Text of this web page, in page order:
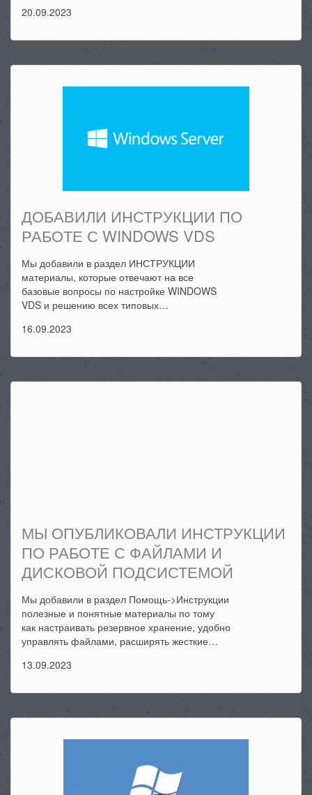
20.09.2023
ДОБАВИЛИ ИНСТРУКЦИИ ПО
РАБОТЕ С WINDOWS VDS
Мы добавили в раздел ИНСТРУКЦИИ
материалы, которые отвечают на все
базовые вопросы по настройке WINDOWS
VDS и решению всех типовых…
16.09.2023
МЫ ОПУБЛИКОВАЛИ ИНСТРУКЦИИ
ПО РАБОТЕ С ФАЙЛАМИ И
ДИСКОВОЙ ПОДСИСТЕМОЙ
Мы добавили в раздел Помощь->Инструкции
полезные и понятные материалы по тому
как настраивать резервное хранение, удобно
управлять файлами, расширять жесткие…
13.09.2023